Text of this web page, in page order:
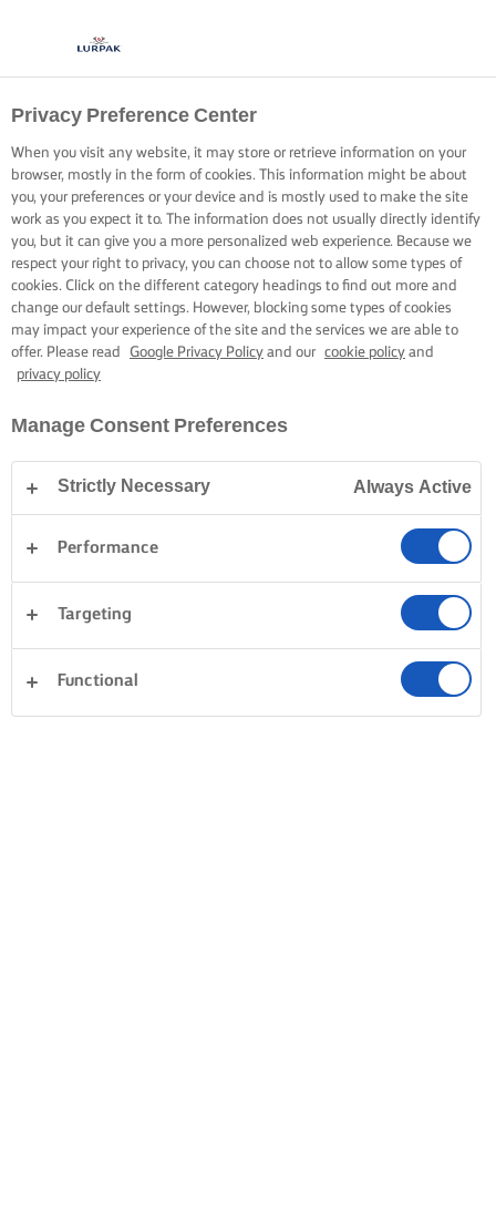
Privacy Preference Center
When you visit any website, it may store or retrieve information on your
browser, mostly in the form of cookies. This information might be about
you, your preferences or your device and is mostly used to make the site
work as you expect it to. The information does not usually directly identify
you, but it can give you a more personalized web experience. Because we
respect your right to privacy, you can choose not to allow some types of
cookies. Click on the different category headings to find out more and
change our default settings. However, blocking some types of cookies
may impact your experience of the site and the services we are able to
offer. Please read
Google Privacy Policy and our cookie policy and
privacy policy
Manage Consent Preferences
Strictly Necessary Always Active
Performance
Targeting
Functional